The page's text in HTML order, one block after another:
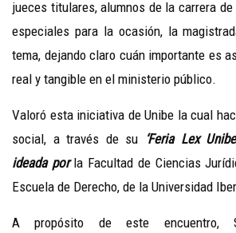
jueces titulares, alumnos de la carrera
especiales para la ocasión, la
tema, dejando claro cuán importante es
real y tangible en el ministerio público.
Valoró esta iniciativa de Unibe la cual
social, a través de su ‘Feria Lex
ideada porla Facultad de Ciencias
Escuela de Derecho, de la Universidad
A propósito de este encuentro,